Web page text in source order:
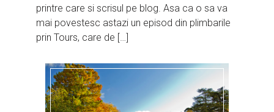
printre care si scrisul pe blog. Asa ca o sa va
mai povestesc astazi un episod din plimbarile
prin Tours, care de […]